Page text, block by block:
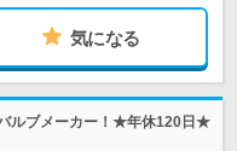
気になる
ルブメーカー！★年休120日★